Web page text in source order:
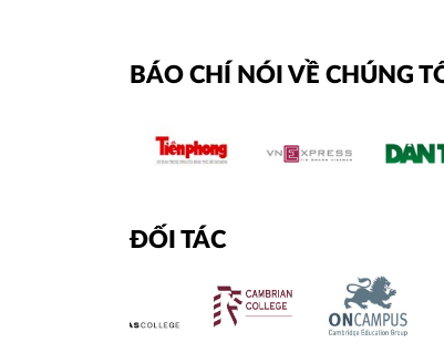
BÁO CHÍ NÓI VỀ CHÚNG
ĐỐI TÁC